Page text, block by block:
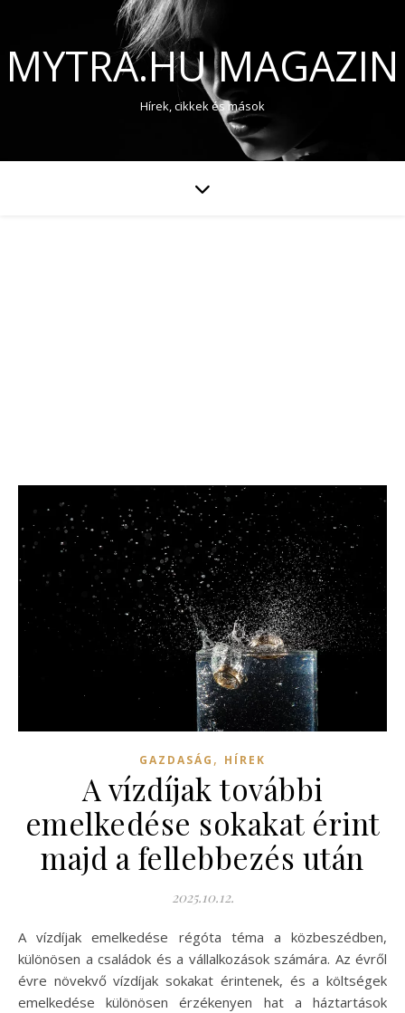
MYTRA.HU MAGAZIN
Hírek, cikkek és mások
GAZDASÁG , HÍREK
A vízdíjak további
emelkedése sokakat érint
majd a fellebbezés után
2025.10.12.
A vízdíjak emelkedése régóta téma a közbeszédben,
különösen a családok és a vállalkozások számára. Az évről
évre növekvő vízdíjak sokakat érintenek, és a költségek
emelkedése különösen érzékenyen hat a háztartások